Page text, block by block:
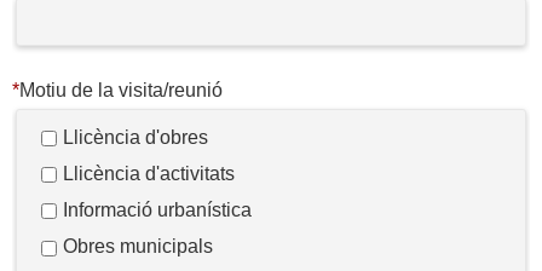
*Motiu de la visita/reunió
Llicència d'obres
Llicència d'activitats
Informació urbanística
Obres municipals